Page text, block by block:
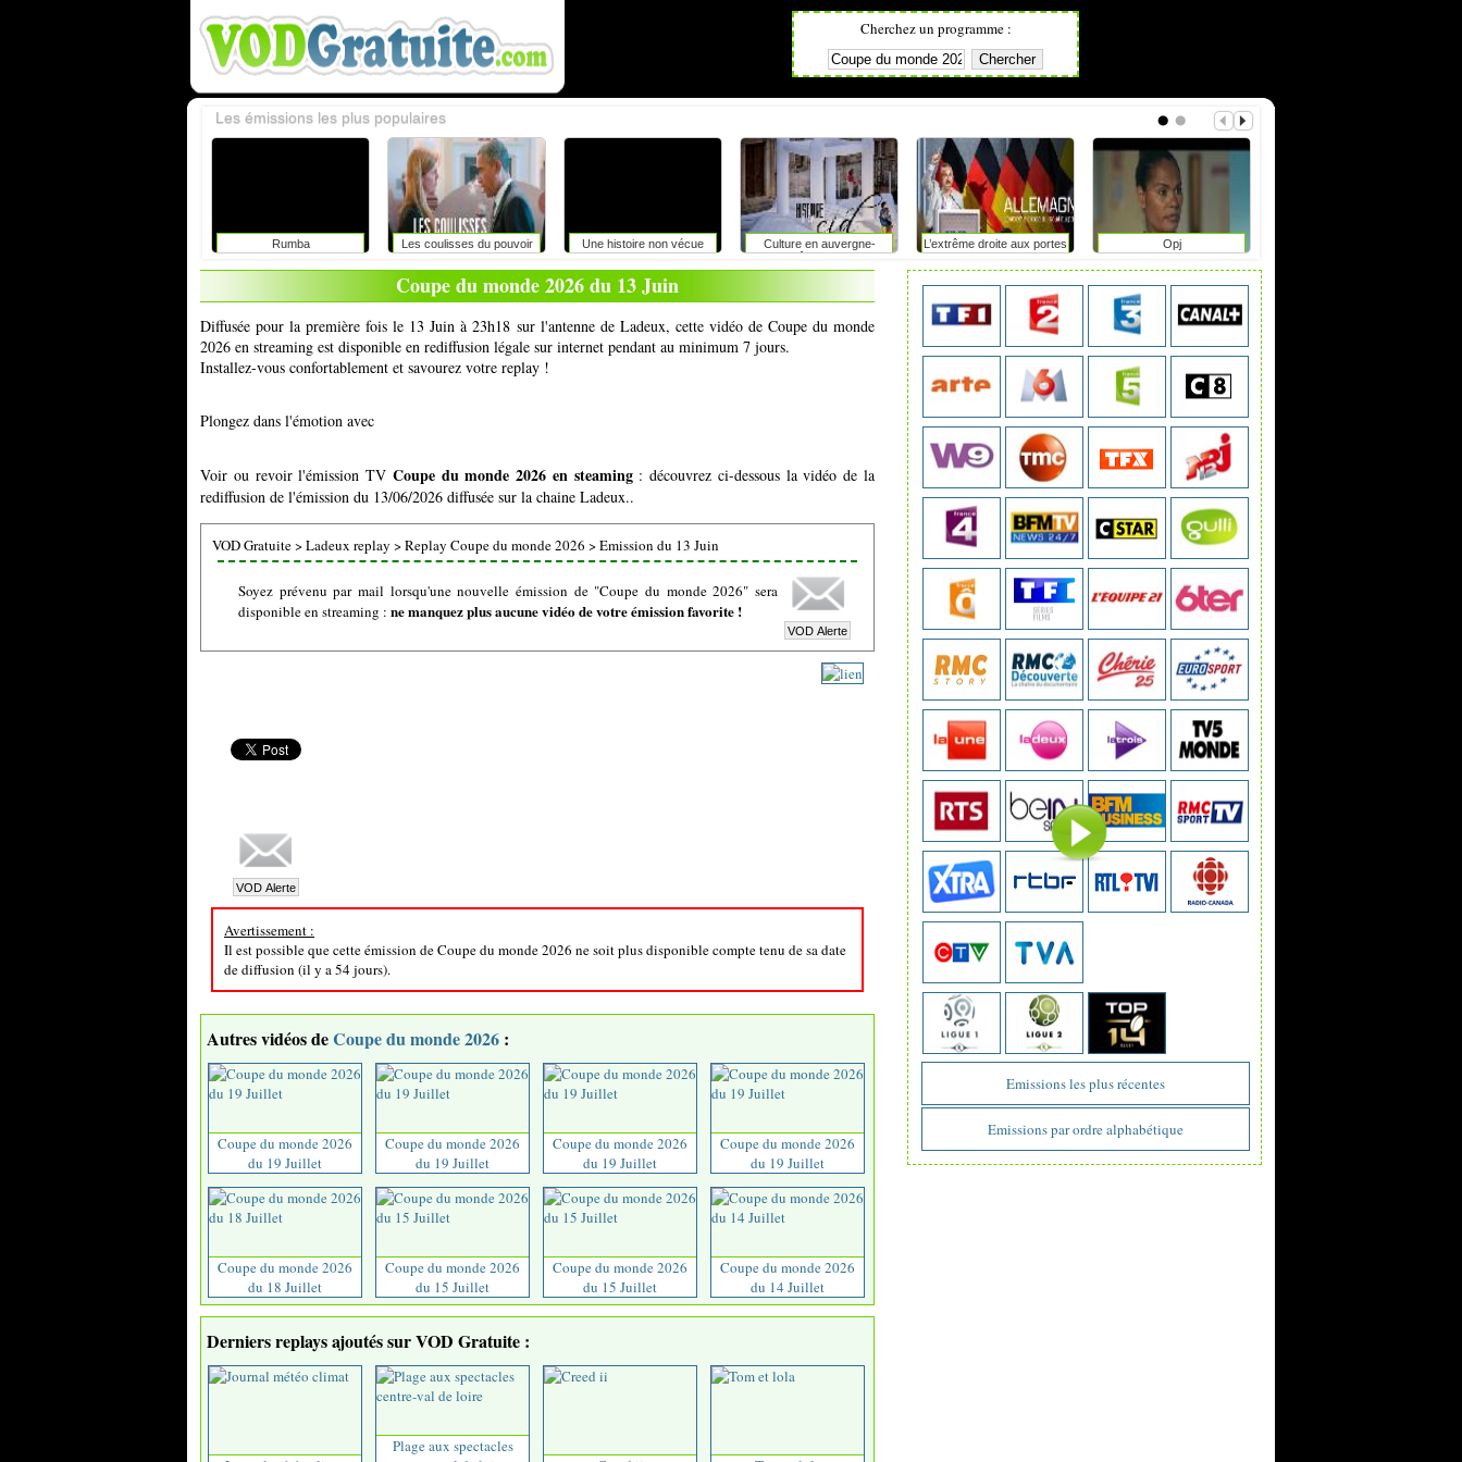
Cherchez un programme :
Rumba Les coulisses du pouvoir Une histoire non vécue
Culture en auvergne-
rhône-alpes
L’extrême droite aux portes
du pouvoir en saxe-anhalt
?
Opj
Les émissions les plus populaires
Emissions les plus récentes
Emissions par ordre alphabétique
Coupe du monde 2026 du 13 Juin
Diffusée pour la première fois le 13 Juin à 23h18 sur l'antenne de Ladeux, cette vidéo de Coupe du monde
2026 en streaming est disponible en rediffusion légale sur internet pendant au minimum 7 jours.
Installez-vous confortablement et savourez votre replay !
Plongez dans l'émotion avec
Voir ou revoir l'émission TV Coupe du monde 2026 en steaming: découvrez ci-dessous la vidéo de la
rediffusion de l'émission du 13/06/2026 diffusée sur la chaine Ladeux..
VOD Gratuite>Ladeux replay >Replay Coupe du monde 2026 >Emission du 13 Juin
Soyez prévenu par mail lorsqu'une nouvelle émission de "Coupe du monde 2026" sera
disponible en streaming : ne manquez plus aucune vidéo de votre émission favorite !
Avertissement :
Il est possible que cette émission de Coupe du monde 2026 ne soit plus disponible compte tenu de sa date
de diffusion (il y a 54 jours).
Autres vidéos deCoupe du monde 2026 :
Coupe du monde 2026
du 19 Juillet
Coupe du monde 2026
du 19 Juillet
Coupe du monde 2026
du 19 Juillet
Coupe du monde 2026
du 19 Juillet
Coupe du monde 2026
du 18 Juillet
Coupe du monde 2026
du 15 Juillet
Coupe du monde 2026
du 15 Juillet
Coupe du monde 2026
du 14 Juillet
Derniers replays ajoutés sur VOD Gratuite :
Plage aux spectacles